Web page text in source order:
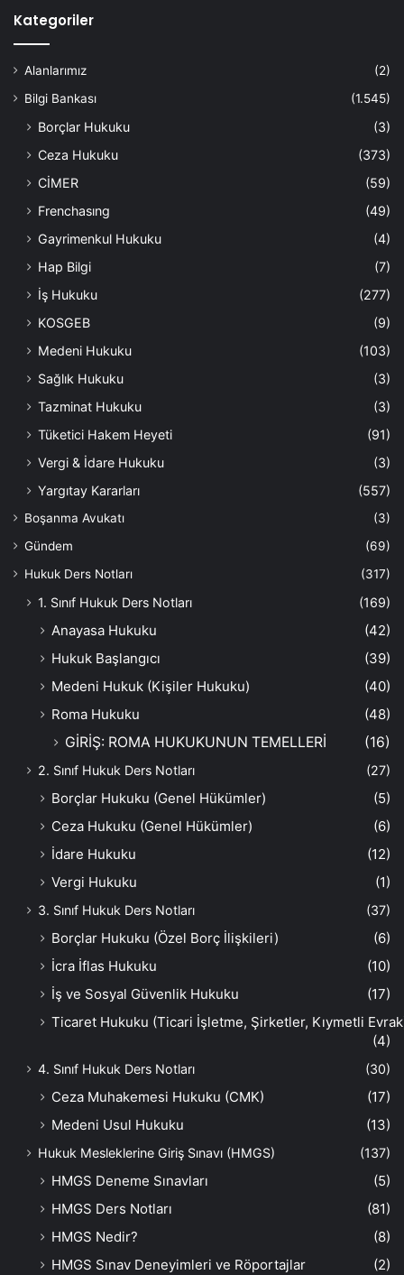
Kategoriler
Alanlarımız
(2)
Bilgi Bankası
(1.545)
Borçlar Hukuku
(3)
Ceza Hukuku
(373)
CİMER
(59)
Frenchasıng
(49)
Gayrimenkul Hukuku
(4)
Hap Bilgi
(7)
İş Hukuku
(277)
KOSGEB
(9)
Medeni Hukuku
(103)
Sağlık Hukuku
(3)
Tazminat Hukuku
(3)
Tüketici Hakem Heyeti
(91)
Vergi & İdare Hukuku
(3)
Yargıtay Kararları
(557)
Boşanma Avukatı
(3)
Gündem
(69)
Hukuk Ders Notları
(317)
1. Sınıf Hukuk Ders Notları (169)
Anayasa Hukuku
(42)
Hukuk Başlangıcı
(39)
Medeni Hukuk (Kişiler Hukuku)
(40)
Roma Hukuku
(48)
GİRİŞ: ROMA HUKUKUNUN TEMELLERİ
(16)
2. Sınıf Hukuk Ders Notları (27)
Borçlar Hukuku (Genel Hükümler)
(5)
Ceza Hukuku (Genel Hükümler)
(6)
İdare Hukuku
(12)
Vergi Hukuku
(1)
3. Sınıf Hukuk Ders Notları (37)
Borçlar Hukuku (Özel Borç İlişkileri)
(6)
İcra İflas Hukuku
(10)
İş ve Sosyal Güvenlik Hukuku
(17)
Ticaret Hukuku (Ticari İşletme, Şirketler, Kıymetli
(4)
4. Sınıf Hukuk Ders Notları (30)
Ceza Muhakemesi Hukuku (CMK)
(17)
Medeni Usul Hukuku
(13)
Hukuk Mesleklerine Giriş Sınavı (HMGS) (137)
HMGS Deneme Sınavları
(5)
HMGS Ders Notları
(81)
HMGS Nedir?
(8)
HMGS Sınav Deneyimleri ve Röportajlar
(2)